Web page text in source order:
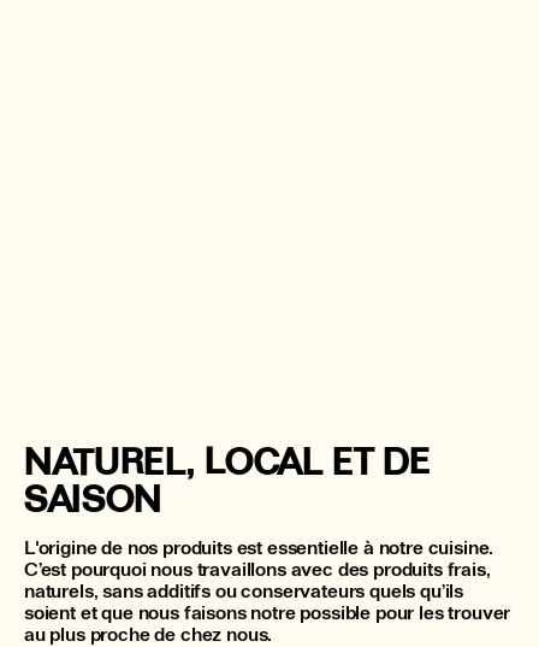
NATUREL, LOCAL ET DE
SAISON
L'origine de nos produits est essentielle à notre cuisine.
C’est pourquoi nous travaillons avec des produits frais,
naturels, sans additifs ou conservateurs quels qu’ils
soient et que nous faisons notre possible pour les trouver
au plus proche de chez nous.